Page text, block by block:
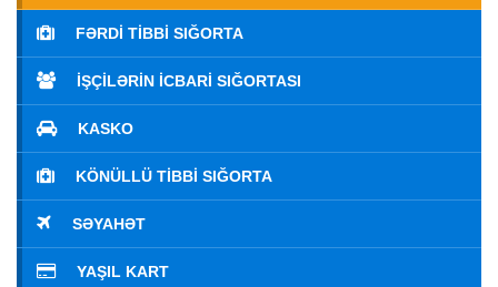
FƏRDI TIBBI SIĞORTA
İŞÇILƏRIN İCBARI SIĞORTASI
KASKO
KÖNÜLLÜ TIBBI SIĞORTA
SƏYAHƏT
YAŞIL KART